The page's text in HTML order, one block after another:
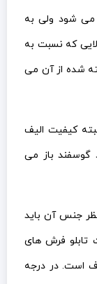
می شود ولی به
که نسبت به
شده از آن می
کیفیت الیف
گوسفند باز می
جنس آن باید
تابلو فرش های
است. در درجه